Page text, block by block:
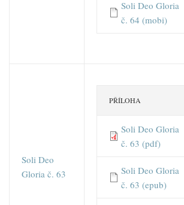
Soli Deo Gloria
č. 64 (mobi)
Soli Deo
Gloria č. 63
PŘÍLOHA
Soli Deo Gloria
č. 63 (pdf)
Soli Deo Gloria
č. 63 (epub)